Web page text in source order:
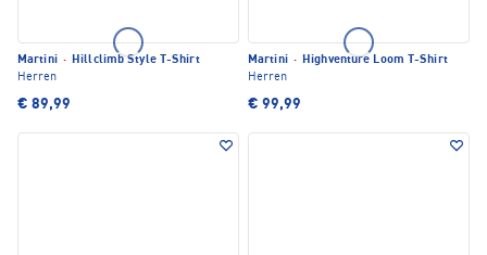
Martini · Hillclimb Style T-Shirt
Herren
€ 89,99
Martini · Highventure Loom T-Shirt
Herren
€ 99,99